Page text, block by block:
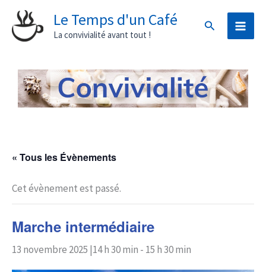
Aller
contenu
Le Temps d'un Café
La convivialité avant tout !
Rechercher
« Tous les Évènements
Cet évènement est passé.
Marche intermédiaire
13 novembre 2025 |14 h 30 min - 15 h 30 min